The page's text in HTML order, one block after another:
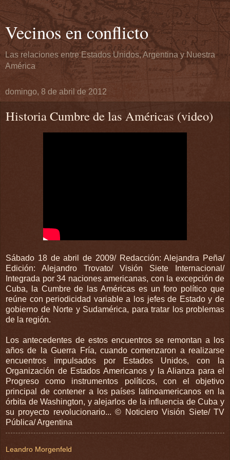
Vecinos en conflicto
Las relaciones entre Estados Unidos, Argentina y Nuestra
América
domingo, 8 de abril de 2012
Historia Cumbre de las Américas (video)
Sábado 18 de abril de 2009/ Redacción: Alejandra Peña/
Edición: Alejandro Trovato/ Visión Siete Internacional/
Integrada por 34 naciones americanas, con la excepción de
Cuba, la Cumbre de las Américas es un foro político que
reúne con periodicidad variable a los jefes de Estado y de
gobierno de Norte y Sudamérica, para tratar los problemas
de la región.
Los antecedentes de estos encuentros se remontan a los
años de la Guerra Fría, cuando comenzaron a realizarse
encuentros impulsados por Estados Unidos, con la
Organización de Estados Americanos y la Alianza para el
Progreso como instrumentos políticos, con el objetivo
principal de contener a los países latinoamericanos en la
órbita de Washington, y alejarlos de la influencia de Cuba y
su proyecto revolucionario... © Noticiero Visión Siete/ TV
Pública/ Argentina
Leandro Morgenfeld